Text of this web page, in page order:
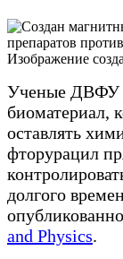
Изображение
Ученые ДВФУ
биоматериал,
оставлять
фторурацил
долгого
and Physics.